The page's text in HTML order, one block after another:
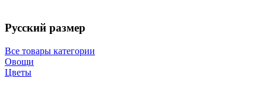
Русский размер
Все товары категории
Овощи
Цветы